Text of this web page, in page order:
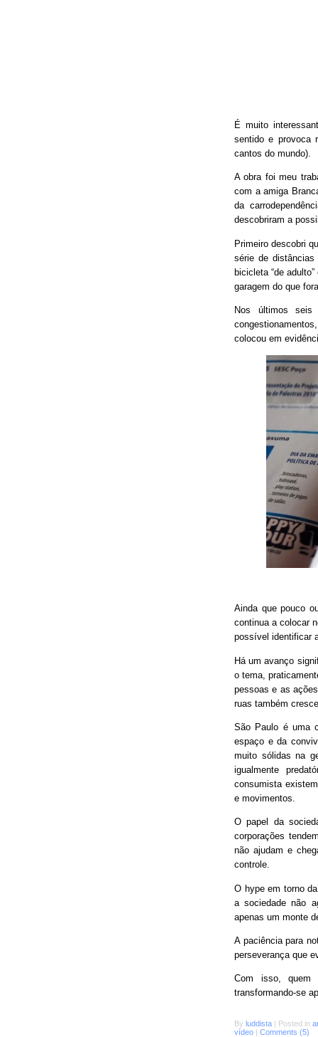
É muito
sentido e provoca
cantos do mundo).
A obra foi meu
com a amiga
da
descobriram a
Primeiro descobri
série de distâncias
bicicleta “de
garagem do que
Nos últimos seis
colocou em
Ainda que pouco
continua a colocar
possível identificar
Há um avanço
o tema,
pessoas e as
ruas também
São Paulo é uma
espaço e da
muito sólidas na
igualmente
consumista
e movimentos.
O papel da
corporações
não ajudam e
controle.
O hype em torno
a sociedade não
apenas um monte
A paciência para
perseverança que
Com isso, quem
transformando-se
By luddista | Posted in
vídeo | Comments (5)